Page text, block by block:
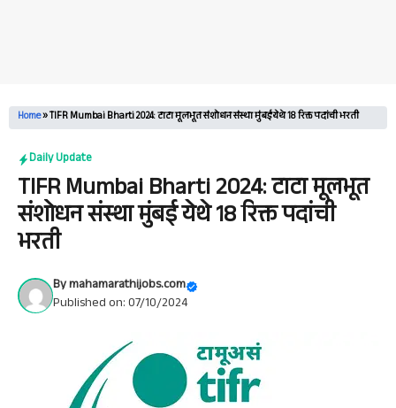
Home»TIFR Mumbai Bharti 2024: टाटा मूलभूत संशोधन संस्था मुंबई येथे 18 रिक्त पदांची भरती
Daily Update
TIFR Mumbai Bharti 2024: टाटा मूलभूत
संशोधन संस्था मुंबई येथे 18 रिक्त पदांची
भरती
Bymahamarathijobs.com
Published on: 07/10/2024